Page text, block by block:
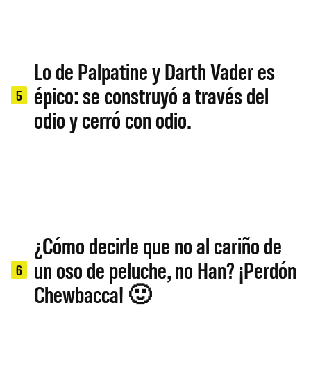
5
Lo de Palpatine y Darth Vader es
épico: se construyó a través del
odio y cerró con odio.
6
¿Cómo decirle que no al cariño de
un oso de peluche, no Han? ¡Perdón
Chewbacca! 🙂